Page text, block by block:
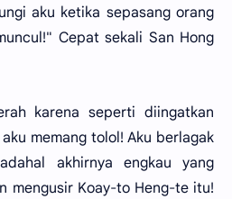
aku ketika sepasang orang
Cepat sekali San Hong
karena seperti diingatkan
memang tolol! Aku berlagak
akhirnya engkau yang
mengusir Koay-to Heng-te itu!